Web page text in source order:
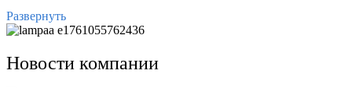
Развернуть
Новости компании